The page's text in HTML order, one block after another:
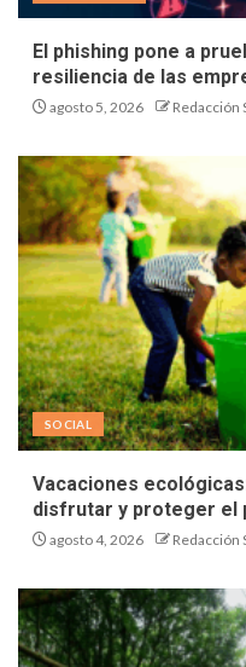
El phishing pone a
resiliencia de las
agosto 5, 2026 Redacción
SOCIAL
Vacaciones
disfrutar y proteger el
agosto 4, 2026 Redacción